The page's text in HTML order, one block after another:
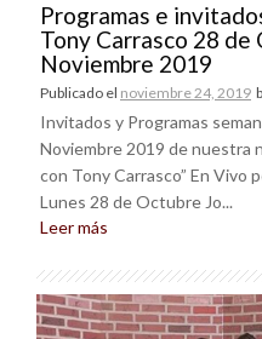
Programas e
Tony Carrasco 28 de
Noviembre 2019
Publicado el noviembre 24, 2019
Invitados y Programas
Noviembre 2019 de nuestra
con Tony Carrasco” En Vivo
Lunes 28 de Octubre Jo...
Leer más